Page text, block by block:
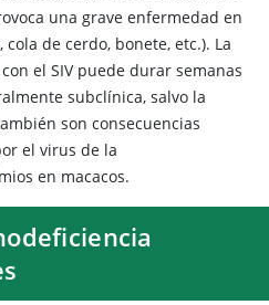
una grave enfermedad en
cola de cerdo, bonete, etc.). La
el SIV puede durar semanas
subclínica, salvo la
son consecuencias
el virus de la
en macacos.